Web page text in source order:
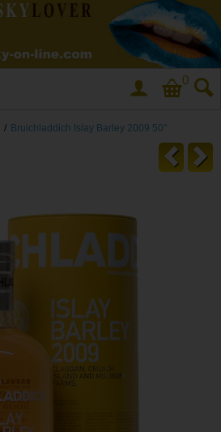
0
/ Bruichladdich Islay Barley 2009 50°